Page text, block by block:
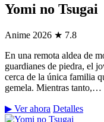
Yomi no Tsugai
Anime 2026 ★ 7.8
En una remota aldea de
guardianes de piedra, el
cerca de la única familia
gemela. Mientras tanto,…
▶ Ver ahora Detalles